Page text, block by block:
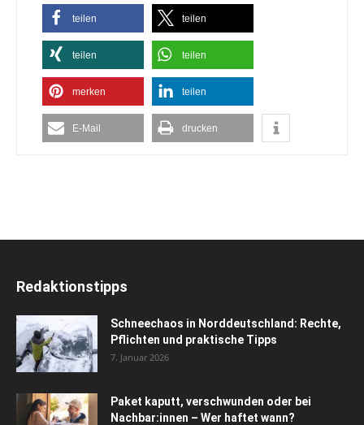
teilen teilen
teilen teilen
merken teilen
E-Mail drucken
Redaktionstipps
Schneechaos in Norddeutschland: Rechte,
Pflichten und praktische Tipps
7. Januar 2026
Paket kaputt, verschwunden oder bei
Nachbar:innen – Wer haftet wann?